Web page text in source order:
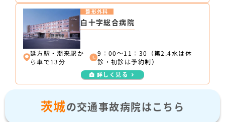
白十字総合病院
整形外科
延方駅・潮来駅か
ら車で13分
9：00～11：30（第2.4水は休
診・初診は予約制）
詳しく見る
茨城の交通事故病院はこちら